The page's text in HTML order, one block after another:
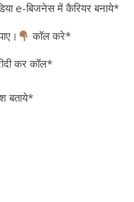
e-बिजनेस में कैरियर बनाये*
कॉल करे*
कर कॉल*
बताये*